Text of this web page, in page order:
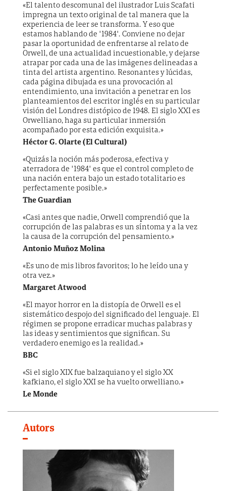
«El talento descomunal del ilustrador Luis Scafati
impregna un texto original de tal manera que la
experiencia de leer se transforma. Y eso que
estamos hablando de "1984". Conviene no dejar
pasar la oportunidad de enfrentarse al relato de
Orwell, de una actualidad incuestionable, y dejarse
atrapar por cada una de las imágenes delineadas a
tinta del artista argentino. Resonantes y lúcidas,
cada página dibujada es una provocación al
entendimiento, una invitación a penetrar en los
planteamientos del escritor inglés en su particular
visión del Londres distópico de 1948. El siglo XXI es
Orwelliano, haga su particular inmersión
acompañado por esta edición exquisita.»
Héctor G. Olarte (El Cultural)
«Quizás la noción más poderosa, efectiva y
aterradora de "1984" es que el control completo de
una nación entera bajo un estado totalitario es
perfectamente posible.»
The Guardian
«Casi antes que nadie, Orwell comprendió que la
corrupción de las palabras es un síntoma y a la vez
la causa de la corrupción del pensamiento.»
Antonio Muñoz Molina
«Es uno de mis libros favoritos; lo he leído una y
otra vez.»
Margaret Atwood
«El mayor horror en la distopía de Orwell es el
sistemático despojo del significado del lenguaje. El
régimen se propone erradicar muchas palabras y
las ideas y sentimientos que significan. Su
verdadero enemigo es la realidad.»
BBC
«Si el siglo XIX fue balzaquiano y el siglo XX
kafkiano, el siglo XXI se ha vuelto orwelliano.»
Le Monde
Autors